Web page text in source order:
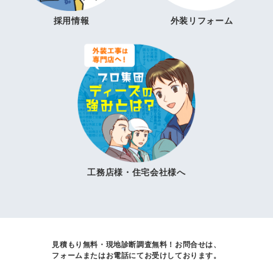
採用情報 外装リフォーム
工務店様・住宅会社様へ
見積もり無料・現地診断調査無料！ お問合せは、
フォームまたはお電話にてお受けしております。